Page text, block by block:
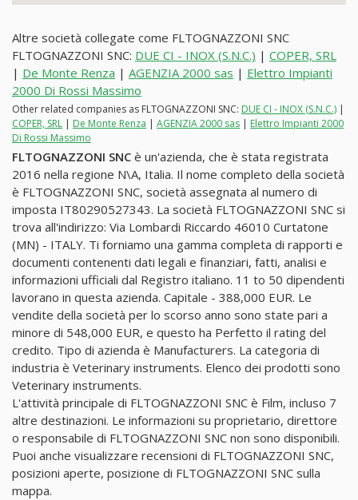
Altre società collegate come FLTOGNAZZONI SNC
FLTOGNAZZONI SNC: DUE CI - INOX (S.N.C.) | COPER, SRL
| De Monte Renza | AGENZIA 2000 sas | Elettro Impianti
2000 Di Rossi Massimo
Other related companies as FLTOGNAZZONI SNC: DUE CI - INOX (S.N.C.) |
COPER, SRL | De Monte Renza | AGENZIA 2000 sas | Elettro Impianti 2000
Di Rossi Massimo
FLTOGNAZZONI SNC è un'azienda, che è stata registrata
2016 nella regione N\A, Italia. Il nome completo della società
è FLTOGNAZZONI SNC, società assegnata al numero di
imposta IT80290527343. La società FLTOGNAZZONI SNC si
trova all'indirizzo: Via Lombardi Riccardo 46010 Curtatone
(MN) - ITALY. Ti forniamo una gamma completa di rapporti e
documenti contenenti dati legali e finanziari, fatti, analisi e
informazioni ufficiali dal Registro italiano. 11 to 50 dipendenti
lavorano in questa azienda. Capitale - 388,000 EUR. Le
vendite della società per lo scorso anno sono state pari a
minore di 548,000 EUR, e questo ha Perfetto il rating del
credito. Tipo di azienda è Manufacturers. La categoria di
industria è Veterinary instruments. Elenco dei prodotti sono
Veterinary instruments.
L'attività principale di FLTOGNAZZONI SNC è Film, incluso 7
altre destinazioni. Le informazioni su proprietario, direttore
o responsabile di FLTOGNAZZONI SNC non sono disponibili.
Puoi anche visualizzare recensioni di FLTOGNAZZONI SNC,
posizioni aperte, posizione di FLTOGNAZZONI SNC sulla
mappa.